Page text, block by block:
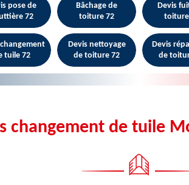
pose de
72
Bâchage de
toiture 72
Devis
tuile 72
Devis nettoyage
de toiture 72
Devis
de
changement de tuile